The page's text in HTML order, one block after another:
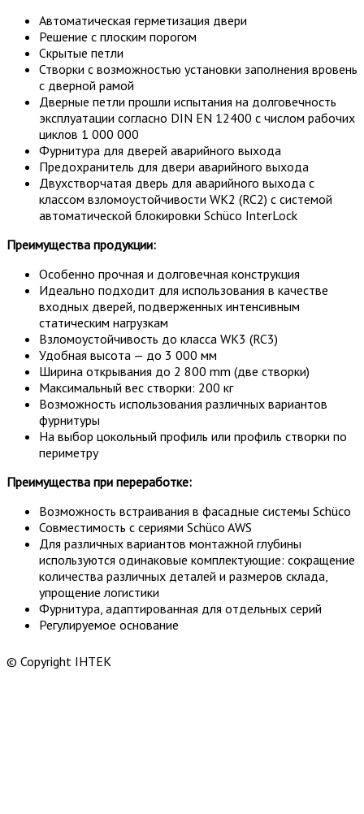
Автоматическая герметизация двери
Решение с плоским порогом
Скрытые петли
Створки с возможностью установки заполнения вровень
с дверной рамой
Дверные петли прошли испытания на долговечность
эксплуатации согласно DIN​ EN​ 12400 с числом рабочих
циклов 1 000 000
Фурнитура для дверей аварийного выхода
Предохранитель для двери аварийного выхода
Двухстворчатая дверь для аварийного выхода с
классом взломоустойчивости WK2 (RC2) с системой
автоматической блокировки Schüco InterLock
Преимущества продукции:
Особенно прочная и долговечная конструкция
Идеально подходит для использования в качестве
входных дверей, подверженных интенсивным
статическим нагрузкам
Взломоустойчивость до класса WK3 (RC3)
Удобная высота — до 3 000 мм
Ширина открывания до 2 800 mm (две створки)
Максимальный вес створки: 200 кг
Возможность использования различных вариантов
фурнитуры
На выбор цокольный профиль или профиль створки по
периметру
Преимущества при переработке:
Возможность встраивания в фасадные системы Schüco
Совместимость с сериями Schüco AWS
Для различных вариантов монтажной глубины
используются одинаковые комплектующие: сокращение
количества различных деталей и размеров склада,
упрощение логистики
Фурнитура, адаптированная для отдельных серий
Регулируемое основание
© Copyright ІНТЕК